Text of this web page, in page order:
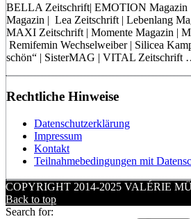
BELLA Zeitschrift| EMOTION Magazin
Magazin | Lea Zeitschrift | Lebenlang
MAXI Zeitschrift | Momente Magazin |
Remifemin Wechselweiber | Silicea
schön“ | SisterMAG | VITAL Zeitschrift
Rechtliche Hinweise
Datenschutzerklärung
Impressum
Kontakt
Teilnahmebedingungen mit
COPYRIGHT 2014-2025 VALÉRIE
Back to top
Search for: